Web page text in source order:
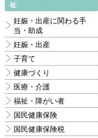
祉
妊娠・出産に関わる手
当・助成
妊娠・出産
子育て
健康づくり
医療・介護
福祉・障がい者
国民健康保険
国民健康保険税